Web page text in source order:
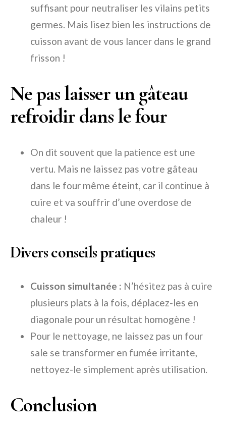
suffisant pour neutraliser les vilains petits
germes. Mais lisez bien les instructions de
cuisson avant de vous lancer dans le grand
frisson !
Ne pas laisser un gâteau
refroidir dans le four
On dit souvent que la patience est une
vertu. Mais ne laissez pas votre gâteau
dans le four même éteint, car il continue à
cuire et va souffrir d’une overdose de
chaleur !
Divers conseils pratiques
Cuisson simultanée : N’hésitez pas à cuire
plusieurs plats à la fois, déplacez-les en
diagonale pour un résultat homogène !
Pour le nettoyage, ne laissez pas un four
sale se transformer en fumée irritante,
nettoyez-le simplement après utilisation.
Conclusion